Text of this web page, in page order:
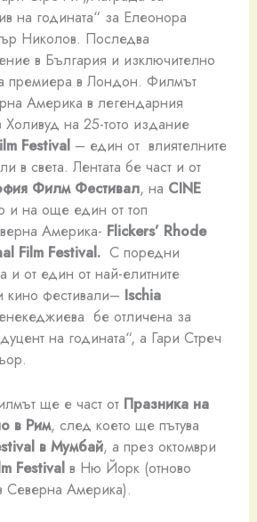
на годината“ за Елеонора
Николов. Последва
в България и изключително
премиера в Лондон. Филмът
Америка в легендарния
Холивуд на 25-тото издание
Festival– един от влиятелните
в света. Лентата бе част и от
Филм Фестивал, на CINE
и на още един от топ
Америка- Flickers’ Rhode
Film Festival. С поредни
и от един от най-елитните
кино фестивали– Ischia
бе отличена за
на годината“, а Гари Стреч
ще е част от Празника на
в Рим, след което ще пътува
в Мумбай, а през октомври
Festivalв Ню Йорк (отново
Северна Америка).